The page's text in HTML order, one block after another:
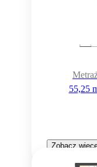
55,25
Zobacz